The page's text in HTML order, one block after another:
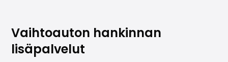
Vaihtoauton hankinnan
lisäpalvelut